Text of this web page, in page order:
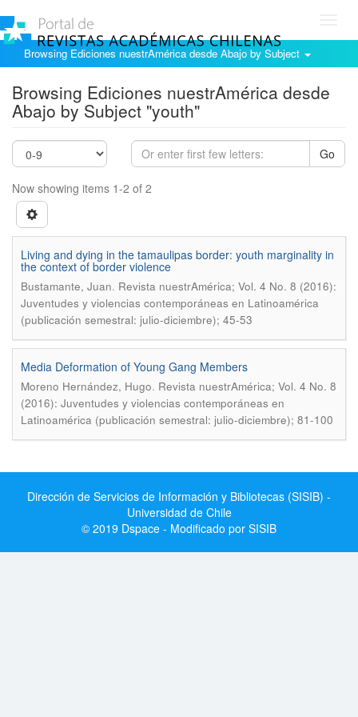
Browsing Ediciones nuestrAmérica desde Abajo by Subject
Browsing Ediciones nuestrAmérica desde
Abajo by Subject "youth"
Go
Now showing items 1-2 of 2
Living and dying in the tamaulipas border: youth marginality in
the context of border violence
Bustamante, Juan. Revista nuestrAmérica; Vol. 4 No. 8 (2016):
Juventudes y violencias contemporáneas en Latinoamérica
(publicación semestral: julio-diciembre); 45-53
Media Deformation of Young Gang Members
Moreno Hernández, Hugo. Revista nuestrAmérica; Vol. 4 No. 8
(2016): Juventudes y violencias contemporáneas en
Latinoamérica (publicación semestral: julio-diciembre); 81-100
Dirección de Servicios de Información y Bibliotecas (SISIB) -
Universidad de Chile
© 2019 Dspace - Modificado por SISIB